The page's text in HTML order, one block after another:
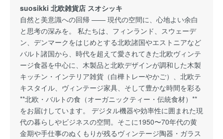
suosikki 北欧雑貨店 スオシッキ
自然と美意識への回帰 —— 現代の空間に、心地よい余白
と思考の深みを。 私たちは、フィンランド、スウェーデ
ン、デンマークをはじめとする北欧諸国やエストニアなど
バルト諸国から、時代を超えて愛されてきた北欧ヴィンテ
ージ食器を中心に、木製品と北欧デザインが調和した木製
キッチン・インテリア雑貨（白樺トレーやかご）、北欧テ
キスタイル、ヴィンテージ家具、そして豊かな時間を彩る
**北欧・バルトの食（オーガニックティー・伝統食材）**
をお届けしています。 デジタル機器や効率性に囲まれた現
代の暮らしやビジネスの空間。そこに1950〜70年代の黄
金期や手仕事のぬくもりが残るヴィンテージ陶器・ガラス